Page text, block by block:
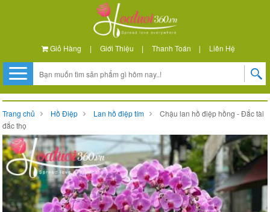
Giỏ Hàng | Giới Thiệu | Thanh Toán | Liên Hệ
Trang chủ Hồ Điệp Lan hồ điệp tím
Chậu lan hồ điệp hồng - Đắc tài
đắc thọ